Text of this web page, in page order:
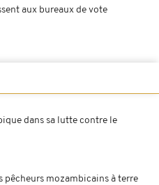
aux bureaux de vote
dans sa lutte contre le
pêcheurs mozambicains à terre